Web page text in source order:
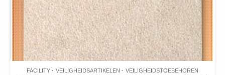
FACILITY VEILIGHEIDSARTIKELEN VEILIGHEIDSTOEBEHOREN